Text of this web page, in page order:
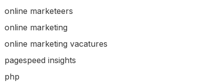
online marketeers
online marketing
online marketing vacatures
pagespeed insights
php